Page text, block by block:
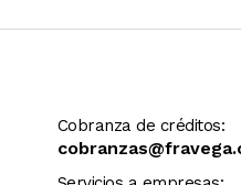
Cobranza de créditos: